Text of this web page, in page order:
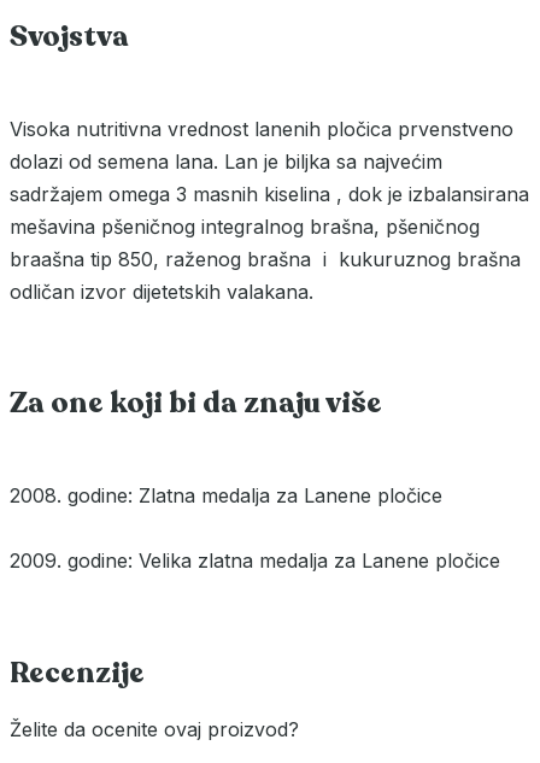
Svojstva
Visoka nutritivna vrednost lanenih pločica prvenstveno
dolazi od semena lana. Lan je biljka sa najvećim
sadržajem omega 3 masnih kiselina , dok je izbalansirana
mešavina pšeničnog integralnog brašna, pšeničnog
braašna tip 850, raženog brašna i kukuruznog brašna
odličan izvor dijetetskih valakana.
Za one koji bi da znaju više
2008. godine: Zlatna medalja za Lanene pločice
2009. godine: Velika zlatna medalja za Lanene pločice
Recenzije
Želite da ocenite ovaj proizvod?